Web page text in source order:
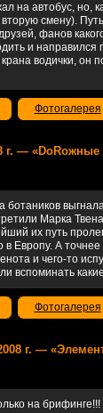
на автобус, но,
смену).
фанов
и направился
водички, он
Фотогалерея
г. —
Марка
их путь
Европу. А
и чего-то
вспоминать
Фотогалерея
г. —
на брифинге!!!